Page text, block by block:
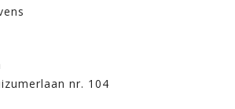
nr. 104